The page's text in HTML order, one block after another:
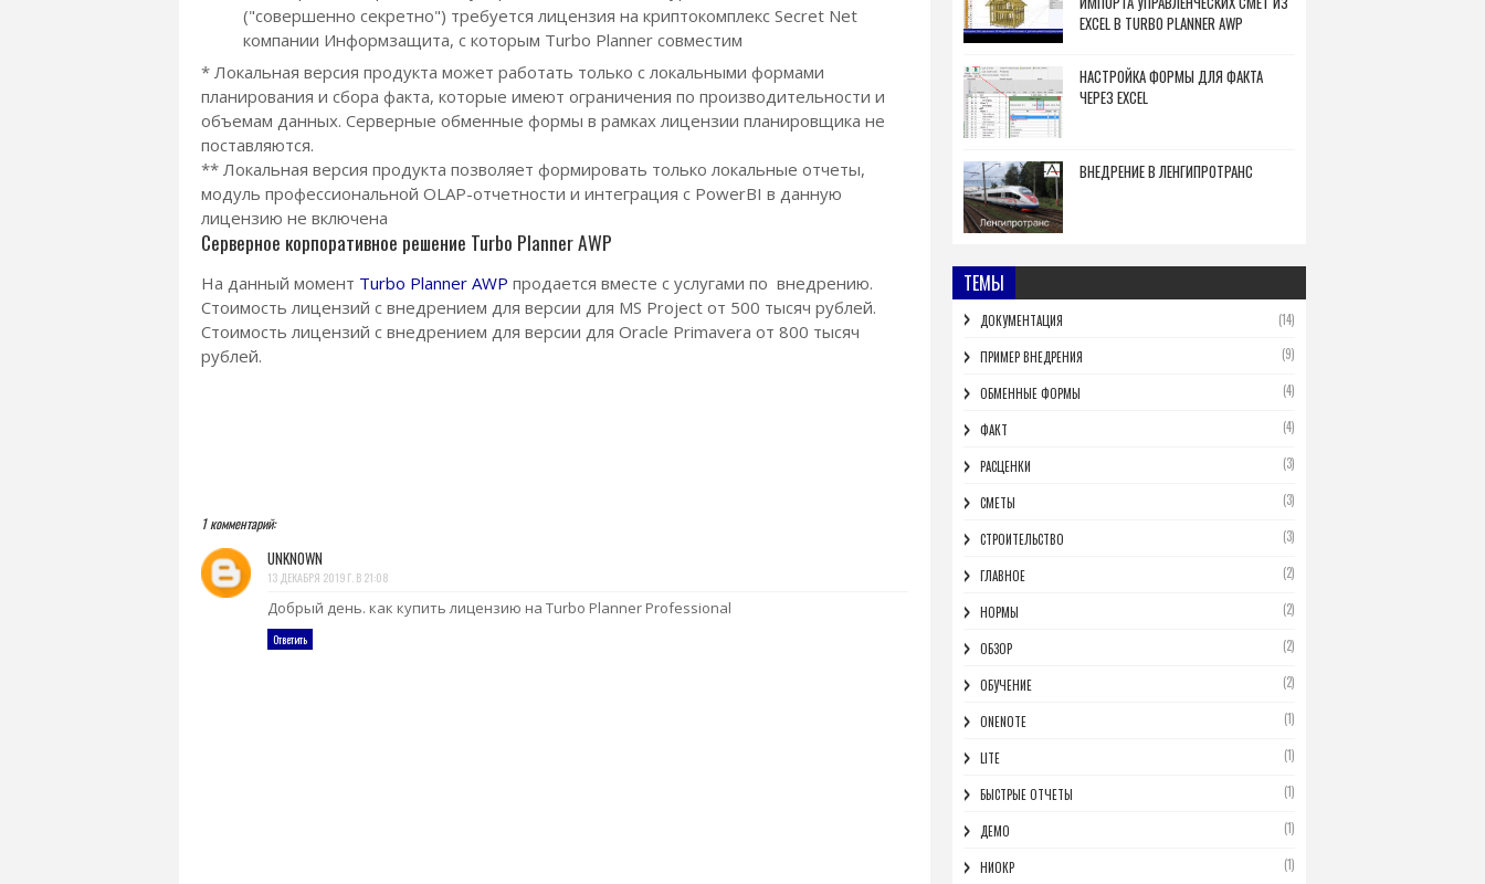
("совершенно секретно") требуется лицензия на криптокомплекс Secret Net
компании Информзащита, с которым Turbo Planner совместим
* Локальная версия продукта может работать только с локальными формами
планирования и сбора факта, которые имеют ограничения по производительности и
объемам данных. Серверные обменные формы в рамках лицензии планировщика не
поставляются.
** Локальная версия продукта позволяет формировать только локальные отчеты,
модуль профессиональной OLAP-отчетности и интеграция с PowerBI в данную
лицензию не включена
Cерверное корпоративное решение Turbo Planner AWP
На данный момент Turbo Planner AWP продается вместе с услугами по внедрению.
Стоимость лицензий с внедрением для версии для MS Project от 500 тысяч рублей.
Стоимость лицензий с внедрением для версии для Oracle Primavera от 800 тысяч
рублей.
1 комментарий:
UNKNOWN
13 ДЕКАБРЯ 2019 Г. В 21:08
Добрый день. как купить лицензию на Turbo Planner Professional
Ответить
EXCEL В TURBO PLANNER AWP
НАСТРОЙКА ФОРМЫ ДЛЯ ФАКТА
ЧЕРЕЗ EXCEL
ВНЕДРЕНИЕ В ЛЕНГИПРОТРАНС
ТЕМЫ
ДОКУМЕНТАЦИЯ (14)
ПРИМЕР ВНЕДРЕНИЯ (9)
ОБМЕННЫЕ ФОРМЫ (4)
ФАКТ (4)
РАСЦЕНКИ (3)
СМЕТЫ (3)
СТРОИТЕЛЬСТВО (3)
ГЛАВНОЕ (2)
НОРМЫ (2)
ОБЗОР (2)
ОБУЧЕНИЕ (2)
ONENOTE (1)
LITE (1)
БЫСТРЫЕ ОТЧЕТЫ (1)
ДЕМО (1)
НИОКР (1)